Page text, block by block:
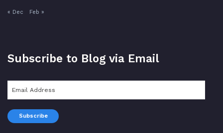
« Dec Feb »
Subscribe to Blog via Email
Address
Subscribe